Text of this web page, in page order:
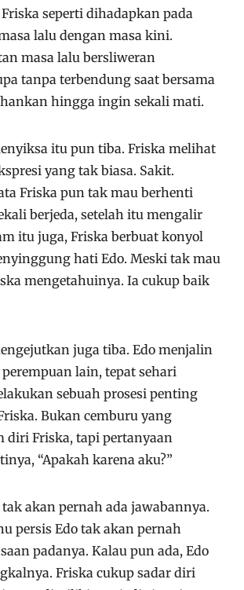
seperti dihadapkan pada
lalu dengan masa kini.
masa lalu bersliweran
tanpa terbendung saat bersama
hingga ingin sekali mati.
itu pun tiba. Friska melihat
yang tak biasa. Sakit.
Friska pun tak mau berhenti
berjeda, setelah itu mengalir
itu juga, Friska berbuat konyol
hati Edo. Meski tak mau
mengetahuinya. Ia cukup baik
juga tiba. Edo menjalin
lain, tepat sehari
sebuah prosesi penting
Bukan cemburu yang
diri Friska, tapi pertanyaan
“Apakah karena aku?”
akan pernah ada jawabannya.
persis Edo tak akan pernah
padanya. Kalau pun ada, Edo
Friska cukup sadar diri